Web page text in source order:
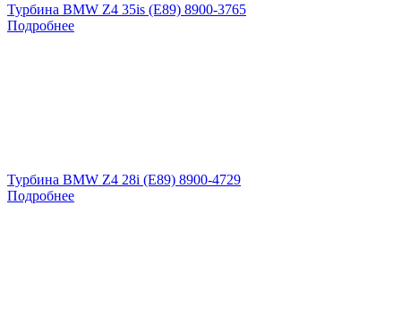
Турбина BMW Z4 35is (E89) 8900-3765
Подробнее
Турбина BMW Z4 28i (E89) 8900-4729
Подробнее